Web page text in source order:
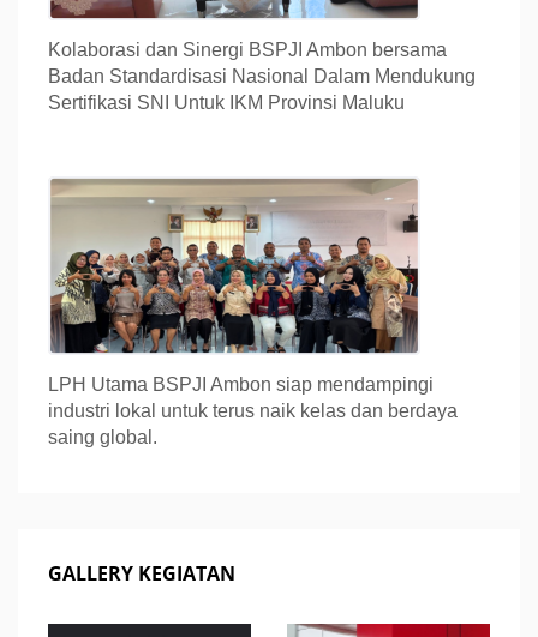
Kolaborasi dan Sinergi BSPJI Ambon bersama
Badan Standardisasi Nasional Dalam Mendukung
Sertifikasi SNI Untuk IKM Provinsi Maluku
LPH Utama BSPJI Ambon siap mendampingi
industri lokal untuk terus naik kelas dan berdaya
saing global.
GALLERY KEGIATAN